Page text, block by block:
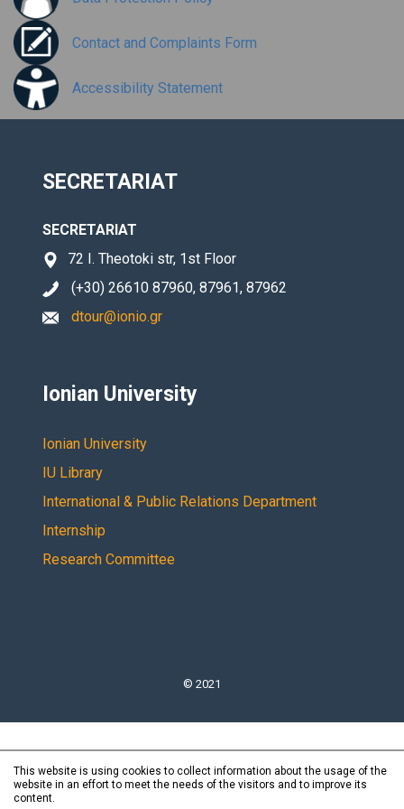
Contact and Complaints Form
Accessibility Statement
SECRETARIAT
SECRETARIAT
72 I. Theotoki str, 1st Floor
(+30) 26610 87960, 87961, 87962
dtour@ionio.gr
Ionian University
Ionian University
IU Library
International & Public Relations Department
Internship
Research Committee
© 2021
This website is using cookies to collect information about the usage of the
website in an effort to meet the needs of the visitors and to improve its
content.